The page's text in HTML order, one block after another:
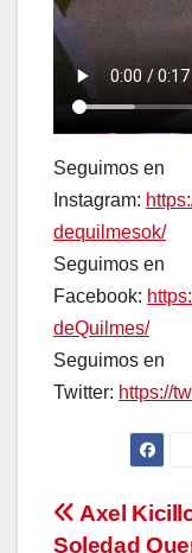
Seguimos en
Instagram:
dequilmesok/
Seguimos en
Facebook:
deQuilmes/
Seguimos en
Twitter: https://
Axel
Soledad